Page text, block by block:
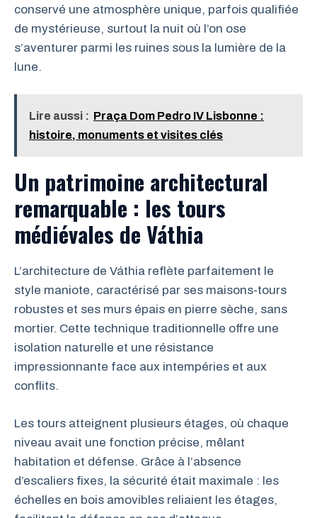
conservé une atmosphère unique, parfois qualifiée
de mystérieuse, surtout la nuit où l’on ose
s’aventurer parmi les ruines sous la lumière de la
lune.
Lire aussi : Praça Dom Pedro IV Lisbonne :
histoire, monuments et visites clés
Un patrimoine architectural
remarquable : les tours
médiévales de Váthia
L’architecture de Váthia reflète parfaitement le
style maniote, caractérisé par ses maisons-tours
robustes et ses murs épais en pierre sèche, sans
mortier. Cette technique traditionnelle offre une
isolation naturelle et une résistance
impressionnante face aux intempéries et aux
conflits.
Les tours atteignent plusieurs étages, où chaque
niveau avait une fonction précise, mêlant
habitation et défense. Grâce à l’absence
d’escaliers fixes, la sécurité était maximale : les
échelles en bois amovibles reliaient les étages,